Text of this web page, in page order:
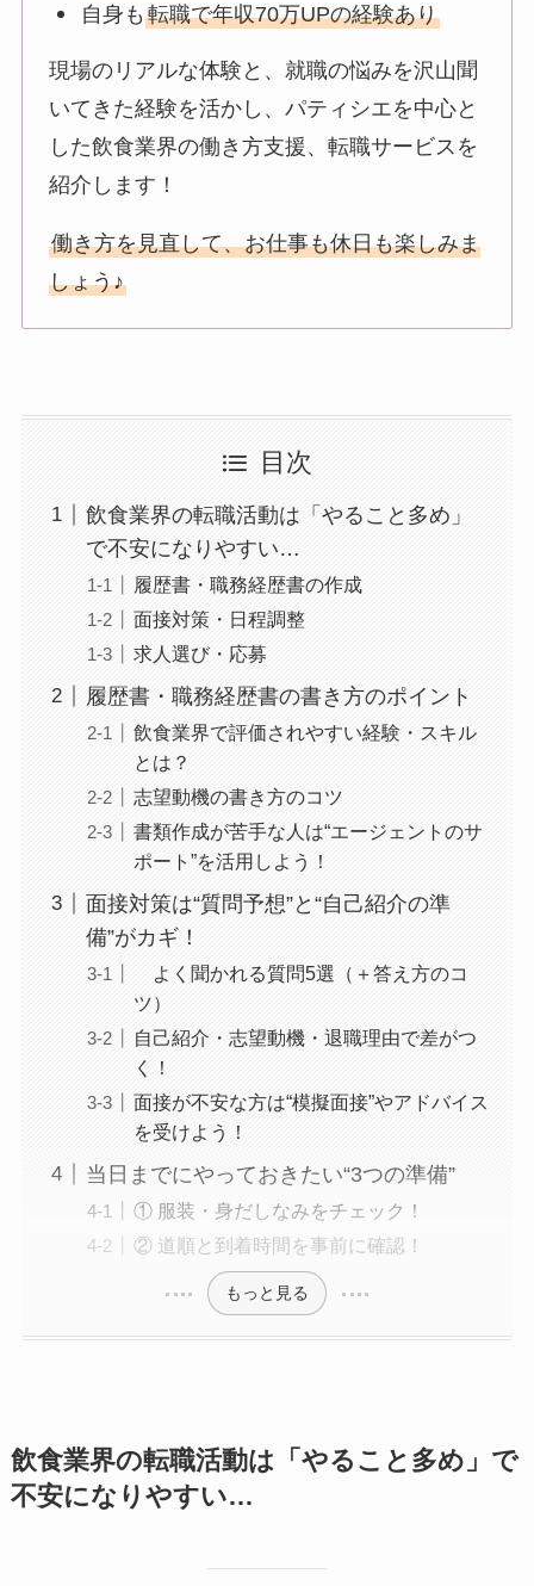
自身も転職で年収70万UPの経験あり
現場のリアルな体験と、就職の悩みを沢山聞
いてきた経験を活かし、パティシエを中心と
した飲食業界の働き方支援、転職サービスを
紹介します！
働き方を見直して、お仕事も休日も楽しみま
しょう♪
目次
飲食業界の転職活動は「やること多め」
で不安になりやすい…
履歴書・職務経歴書の作成
面接対策・日程調整
求人選び・応募
履歴書・職務経歴書の書き方のポイント
飲食業界で評価されやすい経験・スキル
とは？
志望動機の書き方のコツ
書類作成が苦手な人は“エージェントのサ
ポート”を活用しよう！
面接対策は“質問予想”と“自己紹介の準
備”がカギ！
よく聞かれる質問5選（＋答え方のコ
ツ）
自己紹介・志望動機・退職理由で差がつ
く！
面接が不安な方は“模擬面接”やアドバイス
を受けよう！
当日までにやっておきたい“3つの準備”
① 服装・身だしなみをチェック！
② 道順と到着時間を事前に確認！
もっと見る
飲食業界の転職活動は「やること多め」で
不安になりやすい…